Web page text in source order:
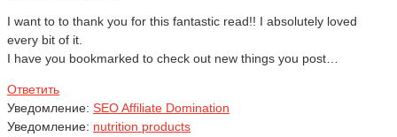
I want to to thank you for this fantastic read!! I absolutely loved
every bit of it.
I have you bookmarked to check out new things you post…
Ответить
Уведомление: SEO Affiliate Domination
Уведомление: nutrition products